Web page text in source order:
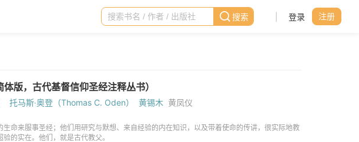
登录 注册
托马斯‧奥登（Thomas C. Oden） 黄锡木 黄凤仪